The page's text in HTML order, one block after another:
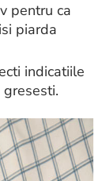
pentru ca
piarda
indicatiile